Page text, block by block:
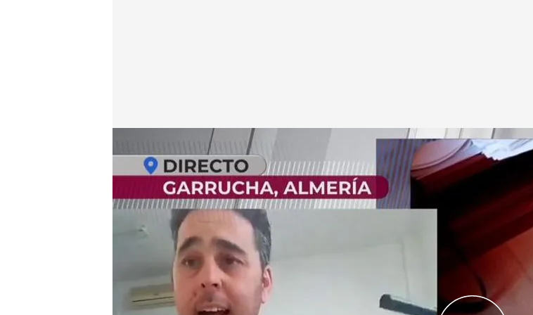
Álvaro Ramos, concejal de Garrucha
En boca de todos
06 MAY 2024 - 13:38h.
Rociaron con un bote de restos el despacho del teniente
Garrucha
La agresora sería una vecina de la localidad y madre de una
la oposición